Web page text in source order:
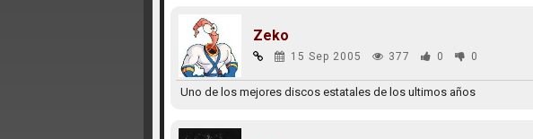
Zeko
15 Sep 2005 377 0 0
Uno de los mejores discos estatales de los ultimos años